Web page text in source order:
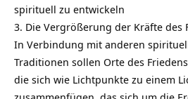
spirituell zu entwickeln
3. Die Vergrößerung der Kräfte des
In Verbindung mit anderen
Traditionen sollen Orte des
die sich wie Lichtpunkte zu einem